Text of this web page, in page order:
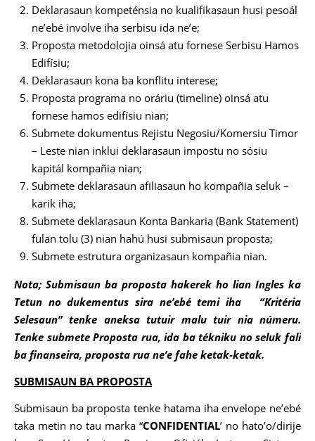
Deklarasaun kompeténsia no kualifikasaun husi pesoál
ne’ebé involve iha serbisu ida ne’e;
Proposta metodolojia oinsá atu fornese Serbisu Hamos
Edifísiu;
Deklarasaun kona ba konflitu interese;
Proposta programa no oráriu (timeline) oinsá atu
fornese hamos edifísiu nian;
Submete dokumentus Rejistu Negosiu/Komersiu Timor
– Leste nian inklui deklarasaun impostu no sósiu
kapitál kompañia nian;
Submete deklarasaun afiliasaun ho kompañia seluk –
karik iha;
Submete deklarasaun Konta Bankaria (Bank Statement)
fulan tolu (3) nian hahú husi submisaun proposta;
Submete estrutura organizasaun kompañia nian.
Nota; Submisaun ba proposta hakerek ho lian Ingles ka
Tetun no dukementus sira ne’ebé temi iha “Kritéria
Selesaun” tenke aneksa tutuir malu tuir nia númeru.
Tenke submete Proposta rua, ida ba tékniku no seluk fali
ba finanseira, proposta rua ne’e fahe ketak-ketak.
SUBMISAUN BA PROPOSTA
Submisaun ba proposta tenke hatama iha envelope ne’ebé
taka metin no tau marka “CONFIDENTIAL’ no hato’o/dirije